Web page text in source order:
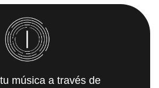
música a través de